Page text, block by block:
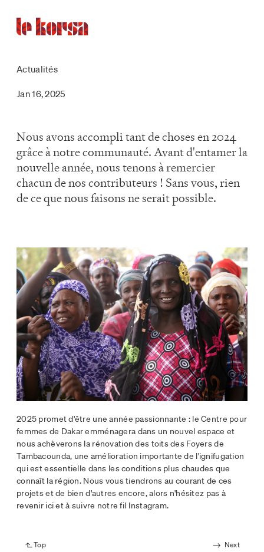
Actualités
Jan 16, 2025
Nous avons accompli tant de choses en 2024
grâce à notre communauté. Avant d'entamer la
nouvelle année, nous tenons à remercier
chacun de nos contributeurs ! Sans vous, rien
de ce que nous faisons ne serait possible.
2025 promet d'être une année passionnante : le Centre pour
femmes de Dakar emménagera dans un nouvel espace et
nous achèverons la rénovation des toits des Foyers de
Tambacounda, une amélioration importante de l'ignifugation
qui est essentielle dans les conditions plus chaudes que
connaît la région. Nous vous tiendrons au courant de ces
projets et de bien d'autres encore, alors n'hésitez pas à
revenir ici et à suivre notre fil Instagram.
Top Next